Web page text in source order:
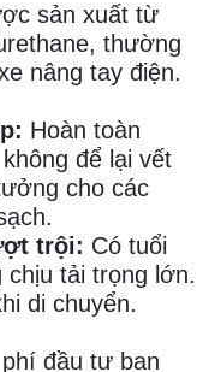
sản xuất từ
thường
nâng tay điện.
Hoàn toàn
để lại vết
cho các
trội: Có tuổi
chịu tải trọng lớn.
di chuyển.
đầu tư ban